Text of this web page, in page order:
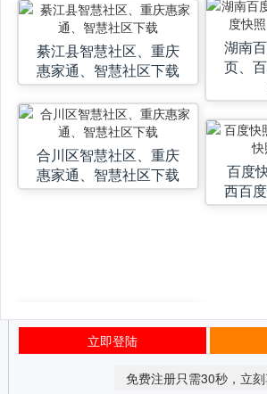
綦江县智慧社区、重庆
惠家通、智慧社区下载
合川区智慧社区、重庆
惠家通、智慧社区下载
湖南
页、
百度
西百
立即登陆
免费注册只需30秒，立